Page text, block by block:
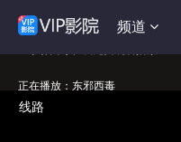
频道
免费在线观看东邪西毒VIP完整版